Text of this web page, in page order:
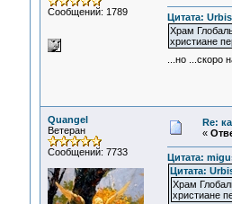
Сообщений: 1789
Цитата:
Храм
христиане
...но ...скоро
Quangel
Ветеран
Сообщений: 7733
Re:
«
Цитата:
Цитата:
Храм
христиане